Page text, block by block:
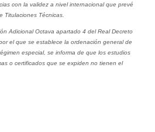
con la validez a nivel internacional que prevé
Titulaciones Técnicas.
Adicional Octava apartado 4 del Real Decreto
el que se establece la ordenación general de
especial, se informa de que los estudios
o certificados que se expiden no tienen el